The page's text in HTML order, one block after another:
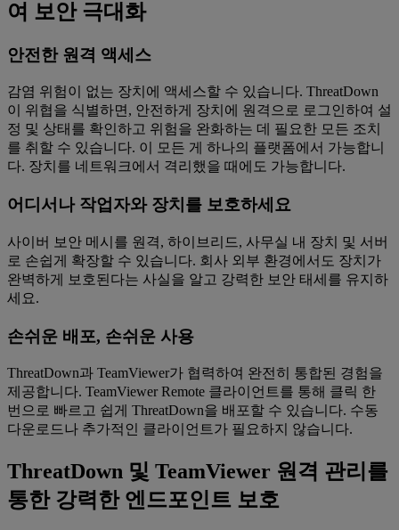
여 보안 극대화
안전한 원격 액세스
감염 위험이 없는 장치에 액세스할 수 있습니다. ThreatDown
이 위협을 식별하면, 안전하게 장치에 원격으로 로그인하여 설
정 및 상태를 확인하고 위험을 완화하는 데 필요한 모든 조치
를 취할 수 있습니다. 이 모든 게 하나의 플랫폼에서 가능합니
다. 장치를 네트워크에서 격리했을 때에도 가능합니다.
어디서나 작업자와 장치를 보호하세요
사이버 보안 메시를 원격, 하이브리드, 사무실 내 장치 및 서버
로 손쉽게 확장할 수 있습니다. 회사 외부 환경에서도 장치가
완벽하게 보호된다는 사실을 알고 강력한 보안 태세를 유지하
세요.
손쉬운 배포, 손쉬운 사용
ThreatDown과 TeamViewer가 협력하여 완전히 통합된 경험을
제공합니다. TeamViewer Remote 클라이언트를 통해 클릭 한
번으로 빠르고 쉽게 ThreatDown을 배포할 수 있습니다. 수동
다운로드나 추가적인 클라이언트가 필요하지 않습니다.
ThreatDown 및 TeamViewer 원격 관리를
통한 강력한 엔드포인트 보호